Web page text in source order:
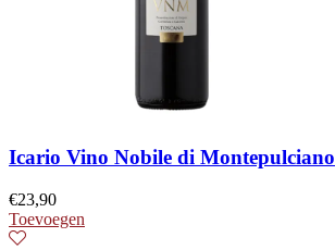
Icario Vino Nobile di Montepulciano
€23,90
Toevoegen